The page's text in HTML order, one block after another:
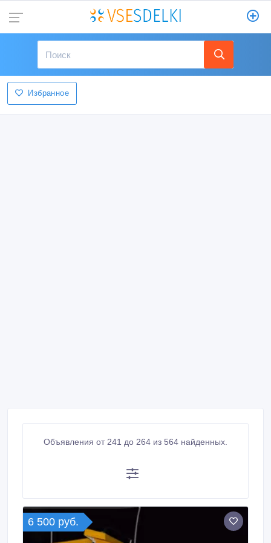
Избранное
Объявления от 241 до 264 из 564 найденных.
6 500 руб.